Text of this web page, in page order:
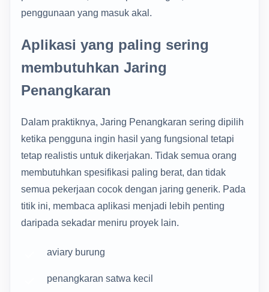
penggunaan yang masuk akal.
Aplikasi yang paling sering
membutuhkan Jaring
Penangkaran
Dalam praktiknya, Jaring Penangkaran sering dipilih
ketika pengguna ingin hasil yang fungsional tetapi
tetap realistis untuk dikerjakan. Tidak semua orang
membutuhkan spesifikasi paling berat, dan tidak
semua pekerjaan cocok dengan jaring generik. Pada
titik ini, membaca aplikasi menjadi lebih penting
daripada sekadar meniru proyek lain.
aviary burung
penangkaran satwa kecil